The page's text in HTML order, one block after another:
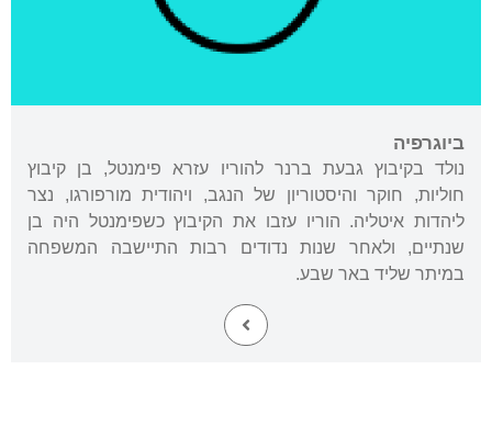
ביוגרפיה
נולד בקיבוץ גבעת ברנר להוריו עזרא פימנטל, בן קיבוץ
חוליות, חוקר והיסטוריון של הנגב, ויהודית מורפורגו, נצר
ליהדות איטליה. הוריו עזבו את הקיבוץ כשפימנטל היה בן
שנתיים, ולאחר שנות נדודים רבות התיישבה המשפחה
במיתר שליד באר שבע.